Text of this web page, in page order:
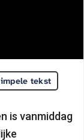
tekst
is vanmiddag